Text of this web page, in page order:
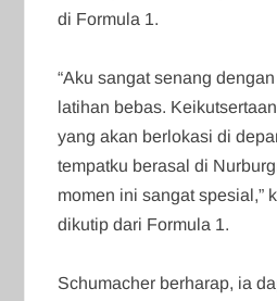
di Formula 1.
“Aku sangat senang
latihan bebas.
yang akan berlokasi di
tempatku berasal di
momen ini sangat spesial,”
dikutip dari Formula 1.
Schumacher berharap, ia